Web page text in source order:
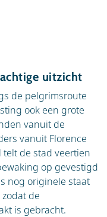
uitzicht
de pelgrimsroute
ook een grote
vanuit de
vanuit Florence
de stad veertien
op gevestigd
nog originele staat
de
is gebracht.